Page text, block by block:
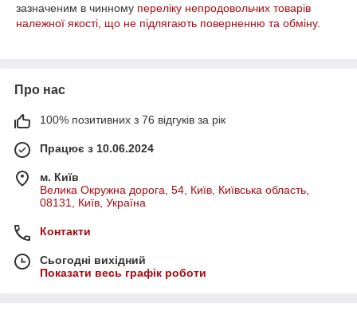
зазначеним в чинному переліку непродовольчих товарів
належної якості, що не підлягають поверненню та обміну.
Про нас
100% позитивних з 76 відгуків за рік
Працює з 10.06.2024
м. Київ
Велика Окружна дорога, 54, Київ, Київська область,
08131, Київ, Україна
Контакти
Сьогодні вихідний
Показати весь графік роботи